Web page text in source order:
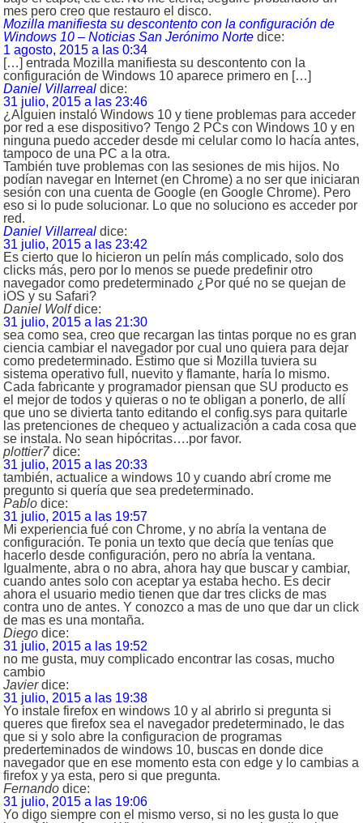
mes pero creo que restauro el disco.
Mozilla manifiesta su descontento con la configuración de
Windows 10 – Noticias San Jerónimo Norte dice:
1 agosto, 2015 a las 0:34
[…] entrada Mozilla manifiesta su descontento con la
configuración de Windows 10 aparece primero en […]
Daniel Villarreal dice:
31 julio, 2015 a las 23:46
¿Alguien instaló Windows 10 y tiene problemas para acceder
por red a ese dispositivo? Tengo 2 PCs con Windows 10 y en
ninguna puedo acceder desde mi celular como lo hacía antes,
tampoco de una PC a la otra.
También tuve problemas con las sesiones de mis hijos. No
podían navegar en Internet (en Chrome) a no ser que iniciaran
sesión con una cuenta de Google (en Google Chrome). Pero
eso si lo pude solucionar. Lo que no soluciono es acceder por
red.
Daniel Villarreal dice:
31 julio, 2015 a las 23:42
Es cierto que lo hicieron un pelín más complicado, solo dos
clicks más, pero por lo menos se puede predefinir otro
navegador como predeterminado ¿Por qué no se quejan de
iOS y su Safari?
Daniel Wolf dice:
31 julio, 2015 a las 21:30
sea como sea, creo que recargan las tintas porque no es gran
ciencia cambiar el navegador por cual uno quiera para dejar
como predeterminado. Estimo que si Mozilla tuviera su
sistema operativo full, nuevito y flamante, haría lo mismo.
Cada fabricante y programador piensan que SU producto es
el mejor de todos y quieras o no te obligan a ponerlo, de allí
que uno se divierta tanto editando el config.sys para quitarle
las pretenciones de chequeo y actualización a cada cosa que
se instala. No sean hipócritas….por favor.
plottier7 dice:
31 julio, 2015 a las 20:33
también, actualice a windows 10 y cuando abrí crome me
pregunto si quería que sea predeterminado.
Pablo dice:
31 julio, 2015 a las 19:57
Mi experiencia fué con Chrome, y no abría la ventana de
configuración. Te ponia un texto que decía que tenías que
hacerlo desde configuración, pero no abría la ventana.
Igualmente, abra o no abra, ahora hay que buscar y cambiar,
cuando antes solo con aceptar ya estaba hecho. Es decir
ahora el usuario medio tienen que dar tres clicks de mas
contra uno de antes. Y conozco a mas de uno que dar un click
de mas es una montaña.
Diego dice:
31 julio, 2015 a las 19:52
no me gusta, muy complicado encontrar las cosas, mucho
cambio
Javier dice:
31 julio, 2015 a las 19:38
Yo instale firefox en windows 10 y al abrirlo si pregunta si
queres que firefox sea el navegador predeterminado, le das
que si y solo abre la configuracion de programas
prederteminados de windows 10, buscas en donde dice
navegador que en ese momento esta con edge y lo cambias a
firefox y ya esta, pero si que pregunta.
Fernando dice:
31 julio, 2015 a las 19:06
Yo digo siempre con el mismo verso, si no les gusta lo que